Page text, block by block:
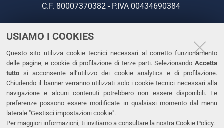
USIAMO I COOKIES
Questo sito utilizza cookie tecnici necessari al corretto funzionamento
delle pagine, e cookie di profilazione di terze parti. Selezionando Accetta
tutto si acconsente all’utilizzo dei cookie analytics e di profilazione.
Chiudendo il banner verranno utilizzati solo i cookie tecnici necessari alla
navigazione e alcuni contenuti potrebbero non essere disponibili. Le
preferenze possono essere modificate in qualsiasi momento dal menu
laterale "Gestisci impostazioni cookie".
Per maggiori informazioni, ti invitiamo a consultare la nostra Cookie Policy.
C.F. 80007370382 - P.IVA 00434690384
CONTATTI
Tel. +39 0532 293111
Fax. +39 0532 293031
PEC
LINKS